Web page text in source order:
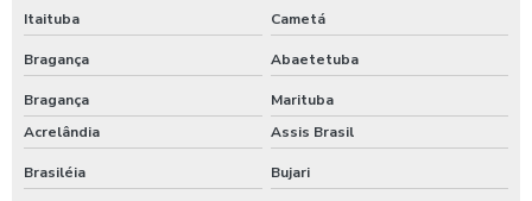
Itaituba Cametá
Bragança Abaetetuba
Bragança
Marituba
Acrelândia
Assis Brasil
Brasiléia Bujari